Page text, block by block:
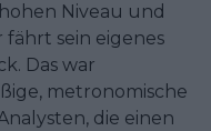
Niveau und
fährt sein eigenes
Das war
metronomische
die einen